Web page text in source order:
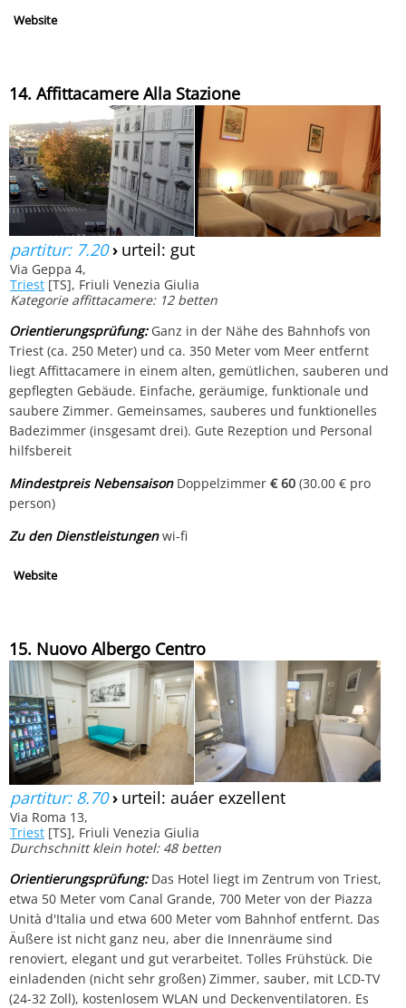
Website
14. Affittacamere Alla Stazione
partitur: 7.20› urteil: gut
Via Geppa 4,
Triest [TS], Friuli Venezia Giulia
Kategorie affittacamere: 12 betten
Orientierungsprüfung:Ganz in der Nähe des Bahnhofs von
Triest (ca. 250 Meter) und ca. 350 Meter vom Meer entfernt
liegt Affittacamere in einem alten, gemütlichen, sauberen und
gepflegten Gebäude. Einfache, geräumige, funktionale und
saubere Zimmer. Gemeinsames, sauberes und funktionelles
Badezimmer (insgesamt drei). Gute Rezeption und Personal
hilfsbereit
Mindestpreis NebensaisonDoppelzimmer€ 60 (30.00 € pro
person)
Zu den Dienstleistungenwi-fi
Website
15. Nuovo Albergo Centro
partitur: 8.70› urteil: auáer exzellent
Via Roma 13,
Triest [TS], Friuli Venezia Giulia
Durchschnitt klein hotel: 48 betten
Orientierungsprüfung:Das Hotel liegt im Zentrum von Triest,
etwa 50 Meter vom Canal Grande, 700 Meter von der Piazza
Unità d'Italia und etwa 600 Meter vom Bahnhof entfernt. Das
Äußere ist nicht ganz neu, aber die Innenräume sind
renoviert, elegant und gut verarbeitet. Tolles Frühstück. Die
einladenden (nicht sehr großen) Zimmer, sauber, mit LCD-TV
(24-32 Zoll), kostenlosem WLAN und Deckenventilatoren. Es